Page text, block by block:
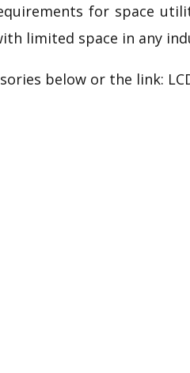
for space
limited space in any
below or the link: